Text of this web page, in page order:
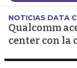
NOTICIAS DATA
Qualcomm
center con la